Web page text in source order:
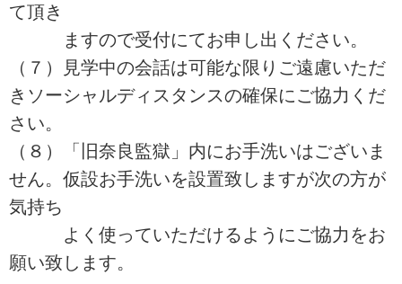
て頂き
ますので受付にてお申し出ください。
（７）見学中の会話は可能な限りご遠慮いただ
きソーシャルディスタンスの確保にご協力くだ
さい。
（８）「旧奈良監獄」内にお手洗いはございま
せん。仮設お手洗いを設置致しますが次の方が
気持ち
よく使っていただけるようにご協力をお
願い致します。